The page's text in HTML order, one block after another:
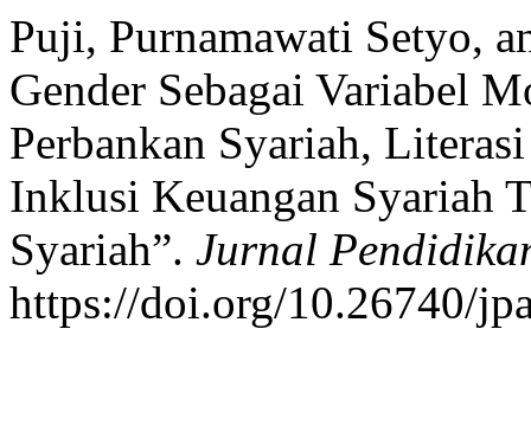
Puji, Purnamawati Setyo,
Gender Sebagai Variabel
Perbankan Syariah,
Inklusi Keuangan Syariah
Syariah”. Jurnal
https://doi.org/10.26740/